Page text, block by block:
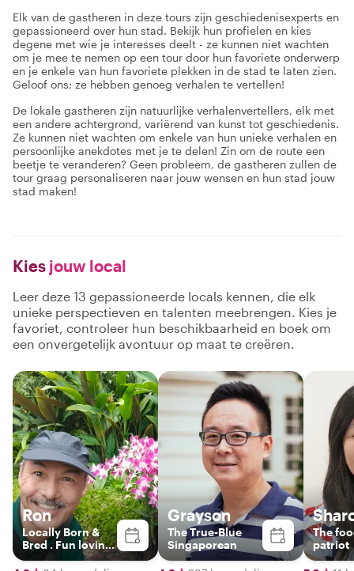
Elk van de gastheren in deze tours zijn geschiedenisexperts en
gepassioneerd over hun stad. Bekijk hun profielen en kies
degene met wie je interesses deelt - ze kunnen niet wachten
om je mee te nemen op een tour door hun favoriete onderwerp
en je enkele van hun favoriete plekken in de stad te laten zien.
Geloof ons; ze hebben genoeg verhalen te vertellen!
De lokale gastheren zijn natuurlijke verhalenvertellers, elk met
een andere achtergrond, variërend van kunst tot geschiedenis.
Ze kunnen niet wachten om enkele van hun unieke verhalen en
persoonlijke anekdotes met je te delen! Zin om de route een
beetje te veranderen? Geen probleem, de gastheren zullen de
tour graag personaliseren naar jouw wensen en hun stad jouw
stad maken!
Kies jouw local
Leer deze 13 gepassioneerde locals kennen, die elk
unieke perspectieven en talenten meebrengen. Kies je
favoriet, controleer hun beschikbaarheid en boek om
een onvergetelijk avontuur op maat te creëren.
Ron
Locally Born &
Bred . Fun loving
host!
Grayson
The True-Blue
Singaporean
The
patriot